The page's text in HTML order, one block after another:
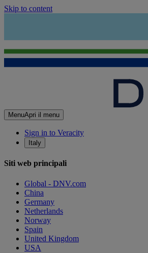
Skip to content
MenuApri il menu
Sign in to Veracity
Italy
Siti web principali
Global - DNV.com
China
Germany
Netherlands
Norway
Spain
United Kingdom
USA